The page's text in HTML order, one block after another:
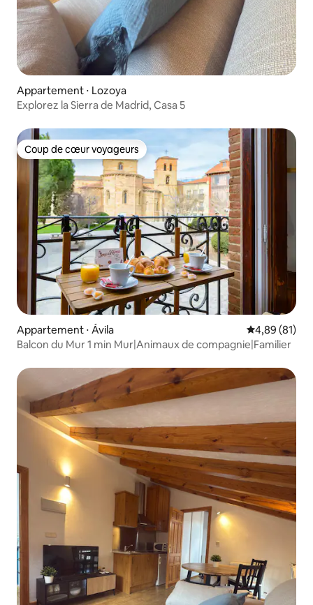
Appartement ⋅ Lozoya
Explorez la Sierra de Madrid, Casa 5
Coup de cœur voyageurs
Coup de cœur voyageurs
Appartement ⋅ Ávila‎ Évaluation
4,89 (81)
Balcon du Mur 1 min Mur|Animaux de compagnie|Familier